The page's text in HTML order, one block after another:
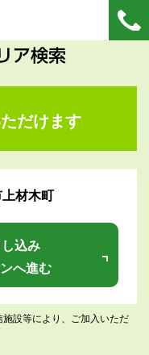
ア検索
だけます
材木町
し込み
へ進む
設等により、ご加入いただ